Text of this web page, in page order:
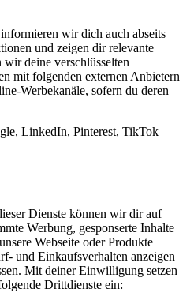
wir dich auch abseits
und zeigen dir relevante
deine verschlüsselten
mit folgenden externen Anbietern
Werbekanäle, sofern du deren
LinkedIn, Pinterest, TikTok
Dienste können wir dir auf
Werbung, gesponserte Inhalte
Webseite oder Produkte
und Einkaufsverhalten anzeigen
Mit deiner Einwilligung setzen
Drittdienste ein: